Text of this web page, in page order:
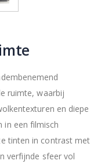
ruimte, waarbij
en diepe
in een filmisch
tinten in contrast met
verfijnde sfeer vol